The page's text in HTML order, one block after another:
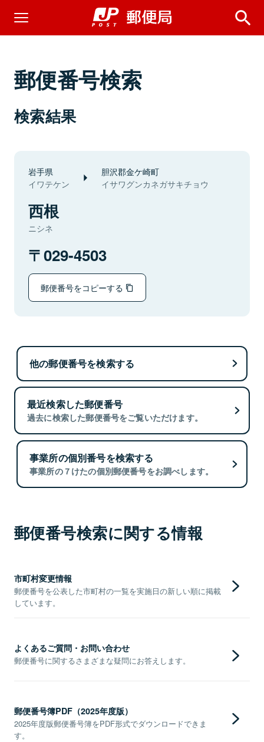
郵便番号検索
検索結果
岩手県
イワテケン
胆沢郡金ケ崎町
イサワグンカネガサキチョウ
西根
ニシネ
029-4503
郵便番号をコピーする
他の郵便番号を検索する
最近検索した郵便番号
過去に検索した郵便番号をご覧いただけます。
事業所の個別番号を検索する
事業所の７けたの個別郵便番号をお調べします。
郵便番号検索に関する情報
市町村変更情報
郵便番号を公表した市町村の一覧を実施日の新しい順に掲載
しています。
よくあるご質問・お問い合わせ
郵便番号に関するさまざまな疑問にお答えします。
郵便番号簿PDF（2025年度版）
2025年度版郵便番号簿をPDF形式でダウンロードできま
す。